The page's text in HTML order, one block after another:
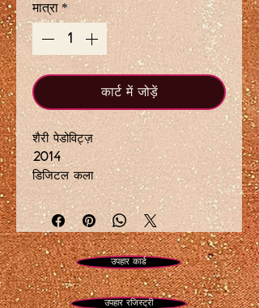
मात्रा *
कार्ट में जोड़ें
शैरी पेडोविट्ज़
2014
डिजिटल कला
सीमित संस्करण में केवल 18 प्रिंट
ग्लास प्रिंट आकार 8 x 10 इंच
धातु प्रिंट आकार 8 x 10 इंच
डिजिटल चमक के साथ गुलाबी और बैंगनी
अमूर्त परिदृश्य
उपहार कार्ड
उपहार रजिस्ट्री